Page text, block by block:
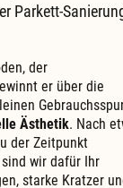
Parkett-
der
er über die
Ästhetik. Nach
der Zeitpunkt
wir dafür Ihr
starke Kratzer